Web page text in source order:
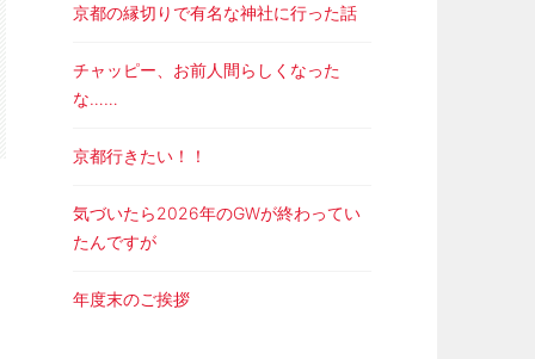
京都の縁切りで有名な神社に行った話
チャッピー、お前人間らしくなった
な……
京都行きたい！！
気づいたら2026年のGWが終わってい
たんですが
年度末のご挨拶